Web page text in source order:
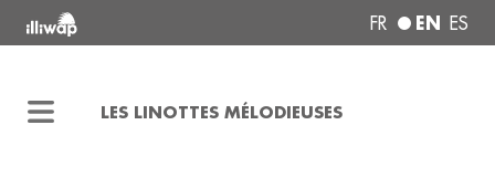
FR EN ES
LES LINOTTES MÉLODIEUSES